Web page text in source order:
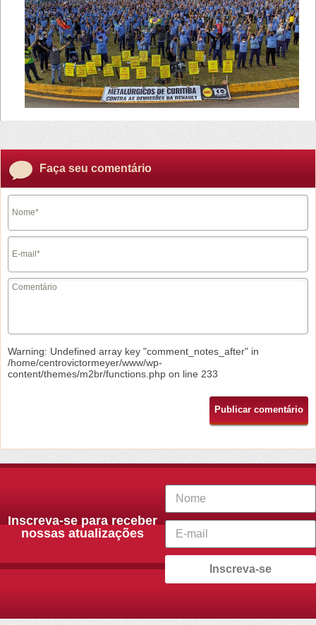
Faça seu comentário
Warning: Undefined array key "comment_notes_after" in
/home/centrovictormeyer/www/wp-
content/themes/m2br/functions.php on line 233
Inscreva-se para receber
nossas atualizações
Inscreva-se